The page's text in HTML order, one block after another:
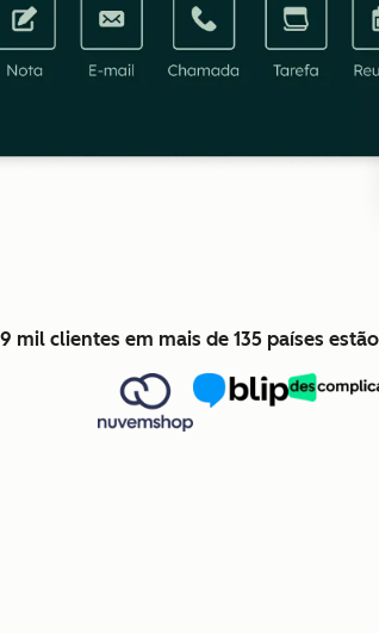
mil clientes em mais de 135 países